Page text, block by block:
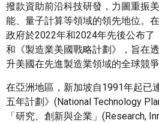
撥款資助前沿科技研發，力圖重振
能、量子計算等領域的領先地位。
政府於2022年和2024年先後公布了
和《製造業美國戰略計劃》，旨在
升美國在先進製造業領域的全球競爭
在亞洲地區，新加坡自1991年起已
五年計劃》(National Technology
「研究、創新與企業」(Research,